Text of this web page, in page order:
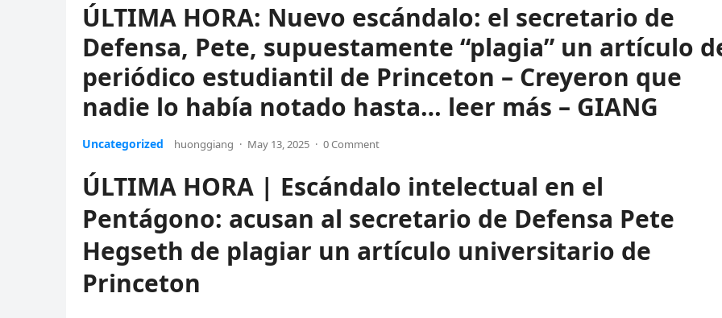
ÚLTIMA HORA: Nuevo escándalo: el secretario de
Defensa, Pete, supuestamente “plagia” un artículo
periódico estudiantil de Princeton – Creyeron que
nadie lo había notado hasta… leer más – GIANG
Uncategorized huonggiang · May 13, 2025 · 0 Comment
ÚLTIMA HORA | Escándalo intelectual en el
Pentágono: acusan al secretario de Defensa Pete
Hegseth de plagiar un artículo universitario de
Princeton